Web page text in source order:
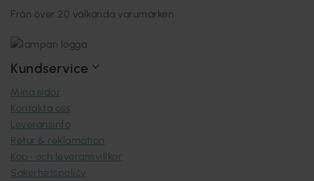
Från över 20 välkända varumärken
Kundservice
Mina sidor
Kontakta oss
Leveransinfo
Retur & reklamation
Köp- och leveransvillkor
Säkerhetspolicy